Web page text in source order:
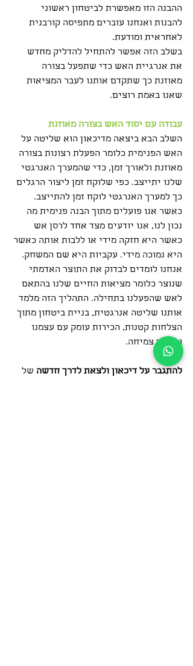
ההבנה הזו מאפשרת לביטחון ראשוני
להבנות ואנחנו עוברים מתפיסה קורבנית
לאחראית ומודעת.
בשלב הזה אפשר להתחיל להדליק מחדש
את אנרגיית האש כדי שתפעל בצורה
מאוזנת כך שתקדם אותנו לעבר המציאות
שאנו באמת רוצים.
עבודה עם יסוד האש בצורה מאוזנת
השלב הבא ביצאה מדיכאון הוא שליטה על
האש הפנימית כלומר הפעלת רצונות בצורה
מאוזנת ולאורך זמן, כדי שהמערך האנרגטי
שלנו יתייצב. כפי שלוקח זמן ליצור הרגלים
כך למערך האנרגטי לוקח זמן להתייצב.
כאשר אנו פועלים מתוך הבנה פנימית מה
נכון לנו, אנו יודעים מצד אחד לרסן אש
כאשר היא חזקה מידי או ללבות אותה כאשר
היא נמוכה מידי. עקביות היא שם המשחק.
אנחנו לומדים לבדוק את התוצר האדמתי
שנוצר כלומר מציאות החיים שלנו בהתאם
לאש שהפעלנו בתחילה. התהליך הזה מלמד
אותנו שליטה אנרגטית, בניית ביטחון מתוך
הצלחות קטנות, הכירות עומק עם עצמנו
והמשך צמיחה.
להתגבר על דיכאון ולצאת לדרך חדשה של